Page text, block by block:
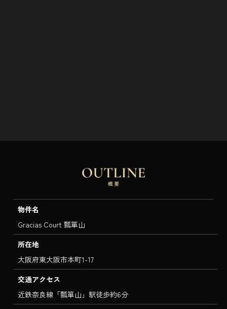
物件名
Gracias Court 瓢箪山
所在地
大阪府東大阪市本町1-17
交通アクセス
近鉄奈良線「瓢箪山」駅徒歩約6分